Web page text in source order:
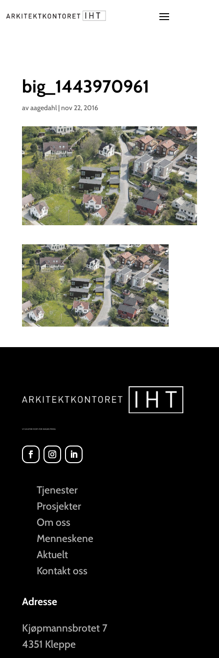
big_1443970961
avaagedahl|nov 22, 2016
VI SKAPER ROM FOR BEGEISTRING
Tjenester
Prosjekter
Om oss
Menneskene
Aktuelt
Kontakt oss
Adresse
Kjøpmannsbrotet 7
4351 Kleppe